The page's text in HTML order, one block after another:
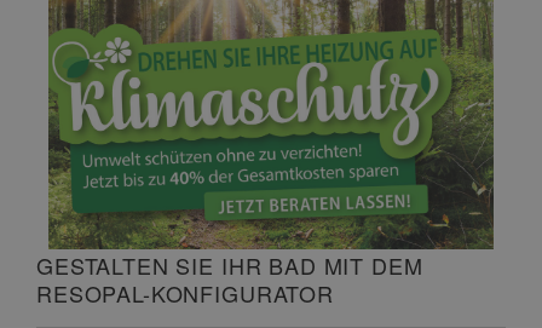
GESTALTEN SIE IHR BAD MIT DEM
RESOPAL-KONFIGURATOR